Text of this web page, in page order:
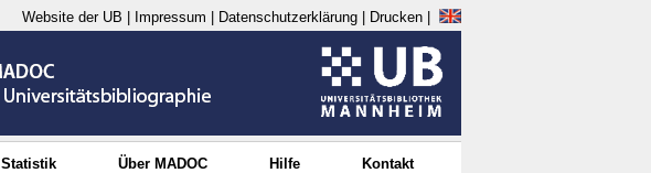
Website der UB Impressum Datenschutzerklärung Drucken
Statistik Über MADOC Hilfe Kontakt